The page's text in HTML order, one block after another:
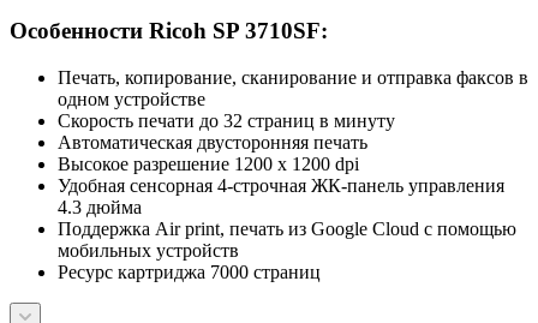
Особенности Ricoh SP 3710SF:
Печать, копирование, сканирование и отправка факсов в
одном устройстве
Скорость печати до 32 страниц в минуту
Автоматическая двусторонняя печать
Высокое разрешение 1200 х 1200 dpi
Удобная сенсорная 4-строчная ЖК-панель управления
4.3 дюйма
Поддержка Air print, печать из Google Cloud с помощью
мобильных устройств
Ресурс картриджа 7000 страниц